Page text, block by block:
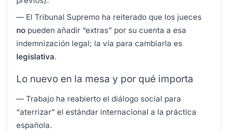
— El Tribunal Supremo ha reiterado que los jueces
no pueden añadir “extras” por su cuenta a esa
indemnización legal; la vía para cambiarla es
legislativa.
Lo nuevo en la mesa y por qué importa
— Trabajo ha reabierto el diálogo social para
“aterrizar” el estándar internacional a la práctica
española.